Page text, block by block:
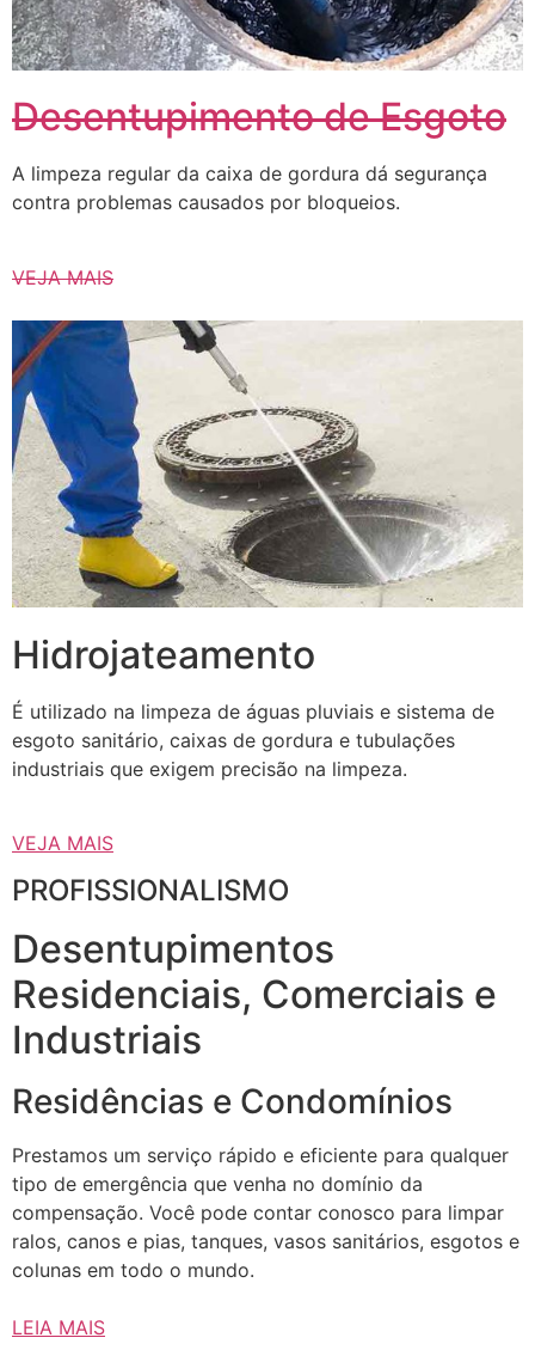
Desentupimento de Esgoto
A limpeza regular da caixa de gordura dá segurança
contra problemas causados ​​por bloqueios.
VEJA MAIS
Hidrojateamento
É utilizado na limpeza de águas pluviais e sistema de
esgoto sanitário, caixas de gordura e tubulações
industriais que exigem precisão na limpeza.
VEJA MAIS
PROFISSIONALISMO
Desentupimentos
Residenciais, Comerciais e
Industriais
Residências e Condomínios
Prestamos um serviço rápido e eficiente para qualquer
tipo de emergência que venha no domínio da
compensação. Você pode contar conosco para limpar
ralos, canos e pias, tanques, vasos sanitários, esgotos e
colunas em todo o mundo.
LEIA MAIS